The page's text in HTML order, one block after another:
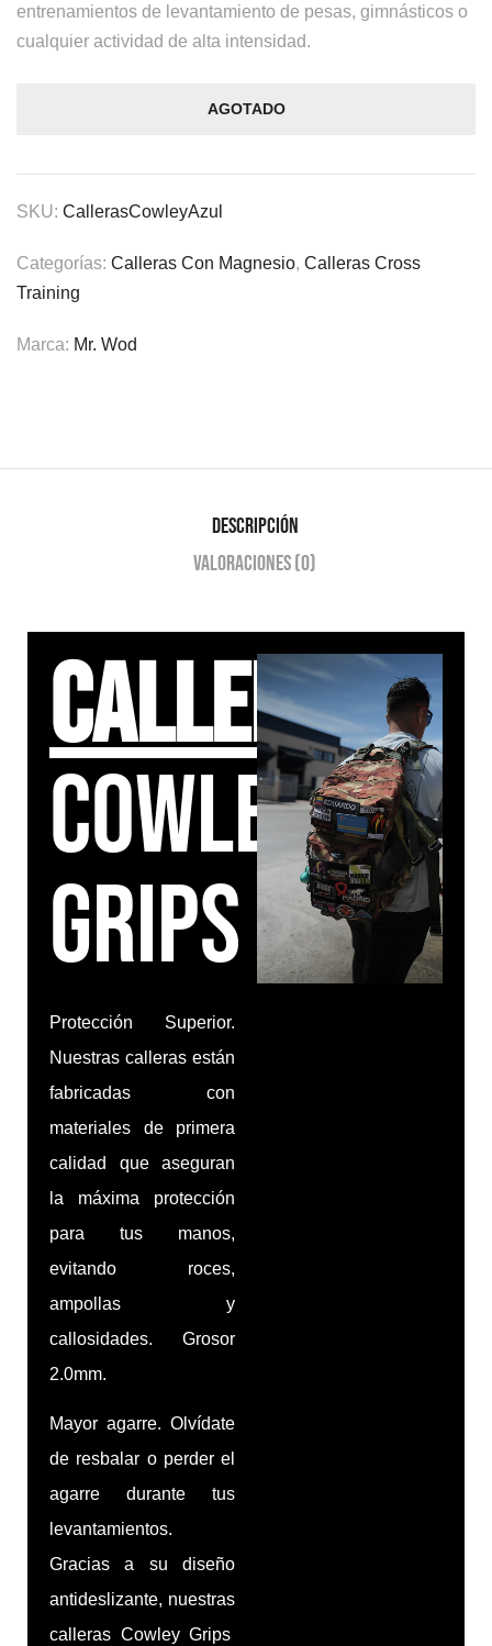
entrenamientos de levantamiento de pesas, gimnásticos o
cualquier actividad de alta intensidad.
AGOTADO
SKU: CallerasCowleyAzul
Categorías: Calleras Con Magnesio, Calleras Cross
Training
Marca: Mr. Wod
Descripción
Valoraciones (0)
Calleras
COWLEY
Grips
Protección Superior.
Nuestras calleras están
fabricadas con
materiales de primera
calidad que aseguran
la máxima protección
para tus manos,
evitando roces,
ampollas y
callosidades. Grosor
2.0mm.
Mayor agarre. Olvídate
de resbalar o perder el
agarre durante tus
levantamientos.
Gracias a su diseño
antideslizante, nuestras
calleras Cowley Grips